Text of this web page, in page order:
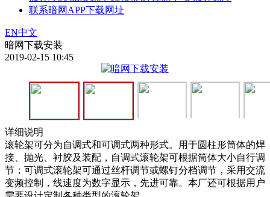
联系暗网APP下载网址
EN中文
暗网下载安装
2019-02-15 10:45
详细说明
滚轮架可分为自调式和可调式两种形式。用于圆柱形筒体的焊
接、抛光、衬胶及装配，自调式滚轮架可根据筒体大小自行调
节；可调式滚轮架可通过丝杆调节或螺钉分档调节，采用交流
变频控制，线速度为数字显示，先进可靠。本厂还可根据用户